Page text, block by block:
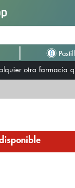
otra farmacia